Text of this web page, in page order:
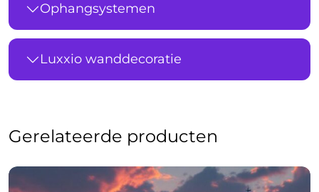
Ophangsystemen
Luxxio wanddecoratie
Gerelateerde producten